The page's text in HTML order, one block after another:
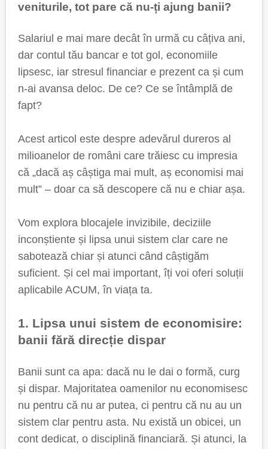
veniturile, tot pare că nu-ți ajung banii?
Salariul e mai mare decât în urmă cu câțiva ani,
dar contul tău bancar e tot gol, economiile
lipsesc, iar stresul financiar e prezent ca și cum
n-ai avansa deloc. De ce? Ce se întâmplă de
fapt?
Acest articol este despre adevărul dureros al
milioanelor de români care trăiesc cu impresia
că „dacă aș câștiga mai mult, aș economisi mai
mult” – doar ca să descopere că nu e chiar așa.
Vom explora blocajele invizibile, deciziile
inconștiente și lipsa unui sistem clar care ne
sabotează chiar și atunci când câștigăm
suficient. Și cel mai important, îți voi oferi soluții
aplicabile ACUM, în viața ta.
1. Lipsa unui sistem de economisire:
banii fără direcție dispar
Banii sunt ca apa: dacă nu le dai o formă, curg
și dispar. Majoritatea oamenilor nu economisesc
nu pentru că nu ar putea, ci pentru că nu au un
sistem clar pentru asta. Nu există un obicei, un
cont dedicat, o disciplină financiară. Și atunci, la